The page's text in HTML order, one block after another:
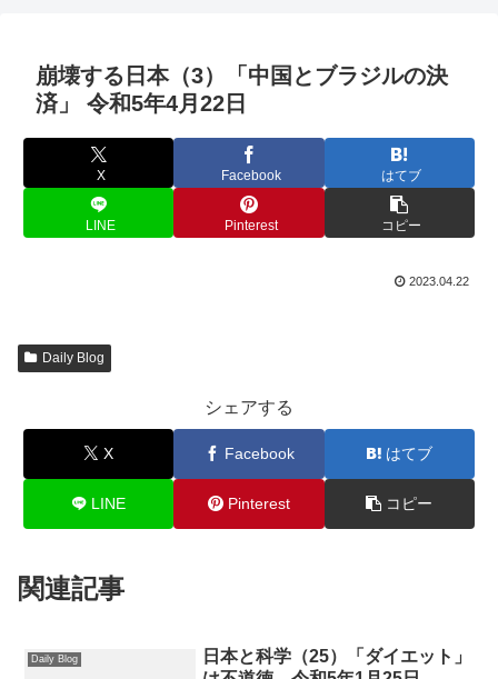
崩壊する日本（3）「中国とブラジルの決
済」 令和5年4月22日
X Facebook はてブ
LINE Pinterest コピー
2023.04.22
Daily Blog
シェアする
X Facebook はてブ
LINE Pinterest コピー
関連記事
Daily Blog
日本と科学（25）「ダイエット」